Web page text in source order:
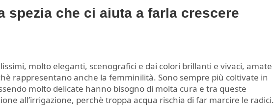
spezia che ci aiuta a farla crescere
molto eleganti, scenografici e dai colori brillanti e vivaci, amate
rappresentano anche la femminilità. Sono sempre più coltivate in
molto delicate hanno bisogno di molta cura e tra queste
all’irrigazione, perchè troppa acqua rischia di far marcire le radici.